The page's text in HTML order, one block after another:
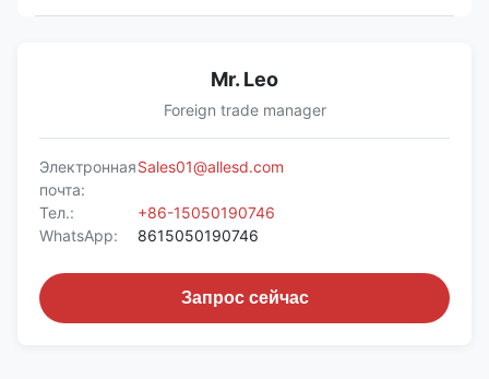
Mr. Leo
Foreign trade manager
Электронная
почта:
Sales01@allesd.com
Тел.:
+86-15050190746
WhatsApp:
8615050190746
Запрос сейчас